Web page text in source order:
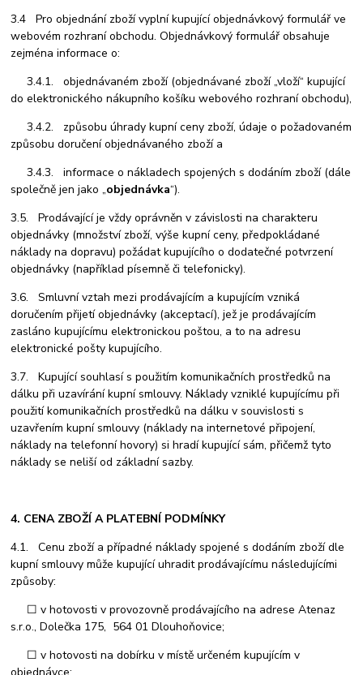
3.4 Pro objednání zboží vyplní kupující objednávkový formulář ve
webovém rozhraní obchodu. Objednávkový formulář obsahuje
zejména informace o:
3.4.1. objednávaném zboží (objednávané zboží „vloží“ kupující
do elektronického nákupního košíku webového rozhraní obchodu),
3.4.2. způsobu úhrady kupní ceny zboží, údaje o požadovaném
způsobu doručení objednávaného zboží a
3.4.3. informace o nákladech spojených s dodáním zboží (dále
společně jen jako „objednávka“).
3.5. Prodávající je vždy oprávněn v závislosti na charakteru
objednávky (množství zboží, výše kupní ceny, předpokládané
náklady na dopravu) požádat kupujícího o dodatečné potvrzení
objednávky (například písemně či telefonicky).
3.6. Smluvní vztah mezi prodávajícím a kupujícím vzniká
doručením přijetí objednávky (akceptací), jež je prodávajícím
zasláno kupujícímu elektronickou poštou, a to na adresu
elektronické pošty kupujícího.
3.7. Kupující souhlasí s použitím komunikačních prostředků na
dálku při uzavírání kupní smlouvy. Náklady vzniklé kupujícímu při
použití komunikačních prostředků na dálku v souvislosti s
uzavřením kupní smlouvy (náklady na internetové připojení,
náklady na telefonní hovory) si hradí kupující sám, přičemž tyto
náklady se neliší od základní sazby.
4. CENA ZBOŽÍ A PLATEBNÍ PODMÍNKY
4.1. Cenu zboží a případné náklady spojené s dodáním zboží dle
kupní smlouvy může kupující uhradit prodávajícímu následujícími
způsoby:
☐ v hotovosti v provozovně prodávajícího na adrese Atenaz
s.r.o., Dolečka 175, 564 01 Dlouhoňovice;
☐ v hotovosti na dobírku v místě určeném kupujícím v